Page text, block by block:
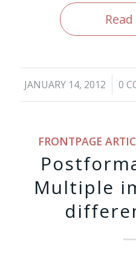
JANUARY 14, 2012
/ 0
FRONTPAGE
Multiple